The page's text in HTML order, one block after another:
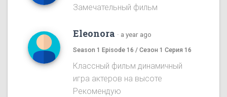
Замечательный фильм
Eleonora · a year ago
Season 1 Episode 16 / Сезон 1 Серия 16
Классный фильм динамичный
игра актеров на высоте
Рекомендую